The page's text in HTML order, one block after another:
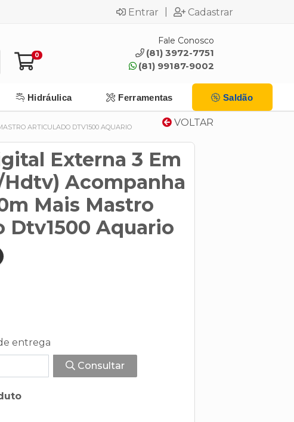
Entrar Cadastrar
0
Fale Conosco
(81) 3972-7751
(81) 99187-9002
Hidráulica Ferramentas Saldão
VOLTAR
ARTICULADO DTV1500 AQUARIO
Externa 3 Em
Hdtv) Acompanha
Mais Mastro
Dtv1500 Aquario
entrega
Consultar